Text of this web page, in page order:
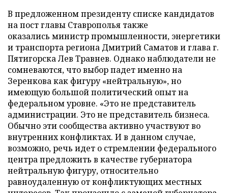
В предложенном президенту списке кандидатов
на пост главы Ставрополья также
оказались министр промышленности, энергетики
и транспорта региона Дмитрий Саматов и глава г.
Пятигорска Лев Травнев. Однако наблюдатели не
сомневаются, что выбор падет именно на
Зеренкова как фигуру «нейтральную», но
имеющую большой политический опыт на
федеральном уровне. «Это не представитель
администрации. Это не представитель бизнеса.
Обычно эти сообщества активно участвуют во
внутренних конфликтах. И в данном случае,
возможно, речь идет о стремлении федерального
центра предложить в качестве губернатора
нейтральную фигуру, относительно
равноудаленную от конфликтующих местных